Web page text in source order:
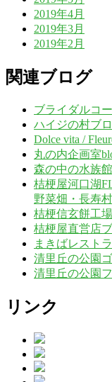
2019年4月
2019年3月
2019年2月
関連ブログ
ブライダルコ
ハイジの村ブ
Dolce vita /
丸の内企画室
森の中の水族
桔梗屋河口湖
野菜畑・長寿
桔梗信玄餅工
桔梗屋直営店
まきばレスト
清里丘の公園
清里丘の公園
リンク